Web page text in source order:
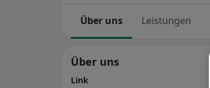
Über uns Leistungen
Über uns
Link